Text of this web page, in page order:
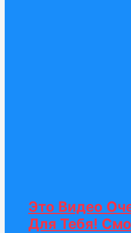
Это Видео
Для Тебя!